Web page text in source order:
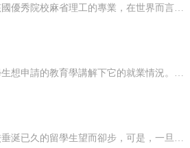
留學美國，一直是很多學生的夢想，大家都知道，該國在金融界的地位，也是非常高的，該國優秀院校麻省理工的專業，在世界而言都是非常有名的。一、現狀麻省理工在全世界，都排名靠TOP20的院校，這點大家都知道。此金融類的專業在世界排名TOP30，該專業教授學生的，主要是讓學生利用一個資源去實現績效，對目標與成...